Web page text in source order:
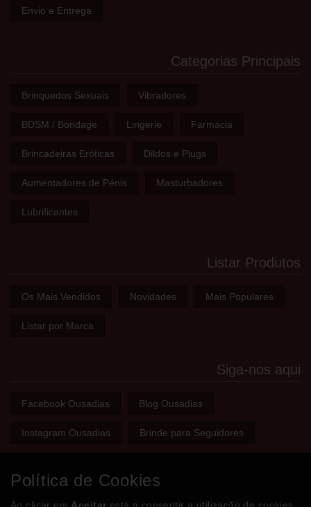
Envio e Entrega
Categorias Principais
Brinquedos Sexuais Vibradores
BDSM / Bondage Lingerie Farmácia
Brincadeiras Eróticas Dildos e Plugs
Aumentadores de Pénis Masturbadores
Lubrificantes
Listar Produtos
Os Mais Vendidos Novidades Mais Populares
Listar por Marca
Siga-nos aqui
Facebook Ousadias Blog Ousadias
Instagram Ousadias Brinde para Seguidores
Bem-vindo(a) à sua Sex Shop
Política de Cookies